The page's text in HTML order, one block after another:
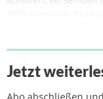
Jetzt